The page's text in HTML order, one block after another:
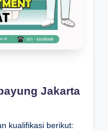
Jakarta
kualifikasi berikut: